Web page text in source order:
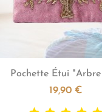
Aperçu
Pochette Étui "Arbre
19,90 €